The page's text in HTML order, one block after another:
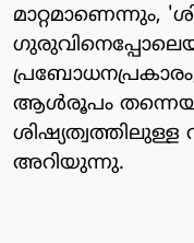
മാറ്റമാണെന്നും,
ആള്‍രൂപം
ശിഷ്യത്വത്തിലുള്ള
അറിയുന്നു.